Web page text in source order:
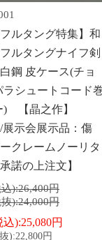
フルタング特集】和
ルタングナイフ剣
鋼 皮ケース(チョ
シュートコード
) 【晶之作】
/展示会展示品：傷
クレームノーリタ
諾の上注文】
):26,400円
):24,000円
込):25,080円
):22,800円